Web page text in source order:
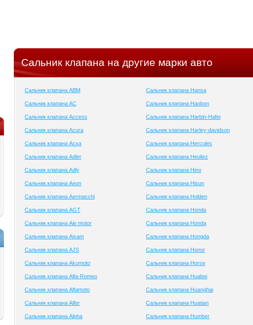
Сальник клапана на другие марки авто
Сальник клапана ABM
Сальник клапана AC
Сальник клапана Access
Сальник клапана Acura
Сальник клапана Acxa
Сальник клапана Adler
Сальник клапана Adly
Сальник клапана Aeon
Сальник клапана Aermacchi
Сальник клапана AGT
Сальник клапана Aie motor
Сальник клапана Aixam
Сальник клапана AJS
Сальник клапана Akumoto
Сальник клапана Alfa-Romeo
Сальник клапана Alfamoto
Сальник клапана Alfer
Сальник клапана Alpha
Сальник клапана Hansa
Сальник клапана Haobon
Сальник клапана Harbin-Hafei
Сальник клапана Harley-davidson
Сальник клапана Hercules
Сальник клапана Heuliez
Сальник клапана Hino
Сальник клапана Hisun
Сальник клапана Holden
Сальник клапана Honda
Сальник клапана Honda
Сальник клапана Hongda
Сальник клапана Honor
Сальник клапана Horse
Сальник клапана Huabei
Сальник клапана Huanghai
Сальник клапана Huatian
Сальник клапана Humber